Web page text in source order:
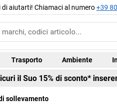
di aiutarti! Chiamaci al numero+39
Trasporto Ambiente
il Suo 15% di sconto*
sollevamento